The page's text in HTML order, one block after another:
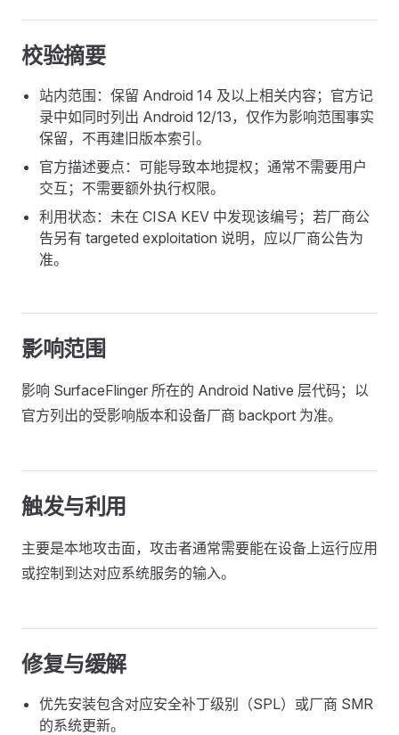
校验摘要
站内范围：保留 Android 14 及以上相关内容；官方记
录中如同时列出 Android 12/13，仅作为影响范围事实
保留，不再建旧版本索引。
官方描述要点：可能导致本地提权；通常不需要用户
交互；不需要额外执行权限。
利用状态：未在 CISA KEV 中发现该编号；若厂商公
告另有 targeted exploitation 说明，应以厂商公告为
准。
影响范围
影响 SurfaceFlinger 所在的 Android Native 层代码；以
官方列出的受影响版本和设备厂商 backport 为准。
触发与利用
主要是本地攻击面，攻击者通常需要能在设备上运行应用
或控制到达对应系统服务的输入。
修复与缓解
优先安装包含对应安全补丁级别（SPL）或厂商 SMR
的系统更新。